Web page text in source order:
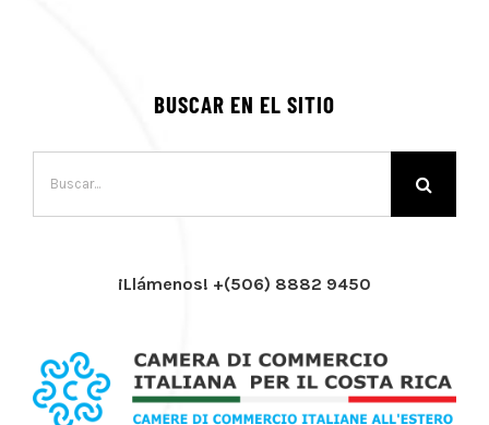
BUSCAR EN EL SITIO
¡Llámenos! +(506) 8882 9450